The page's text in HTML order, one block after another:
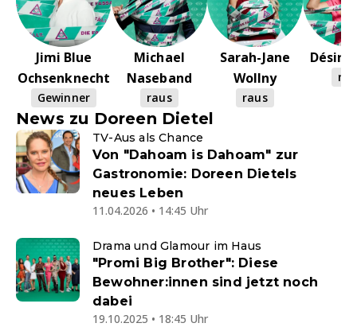
Jimi Blue
Ochsenknecht
Gewinner
Michael
Naseband
raus
Sarah-Jane
Wollny
raus
News zu Doreen Dietel
TV-Aus als Chance
Von "Dahoam is Dahoam" zur
Gastronomie: Doreen Dietels
neues Leben
11.04.2026 • 14:45 Uhr
Drama und Glamour im Haus
"Promi Big Brother": Diese
Bewohner:innen sind jetzt noch
dabei
19.10.2025 • 18:45 Uhr